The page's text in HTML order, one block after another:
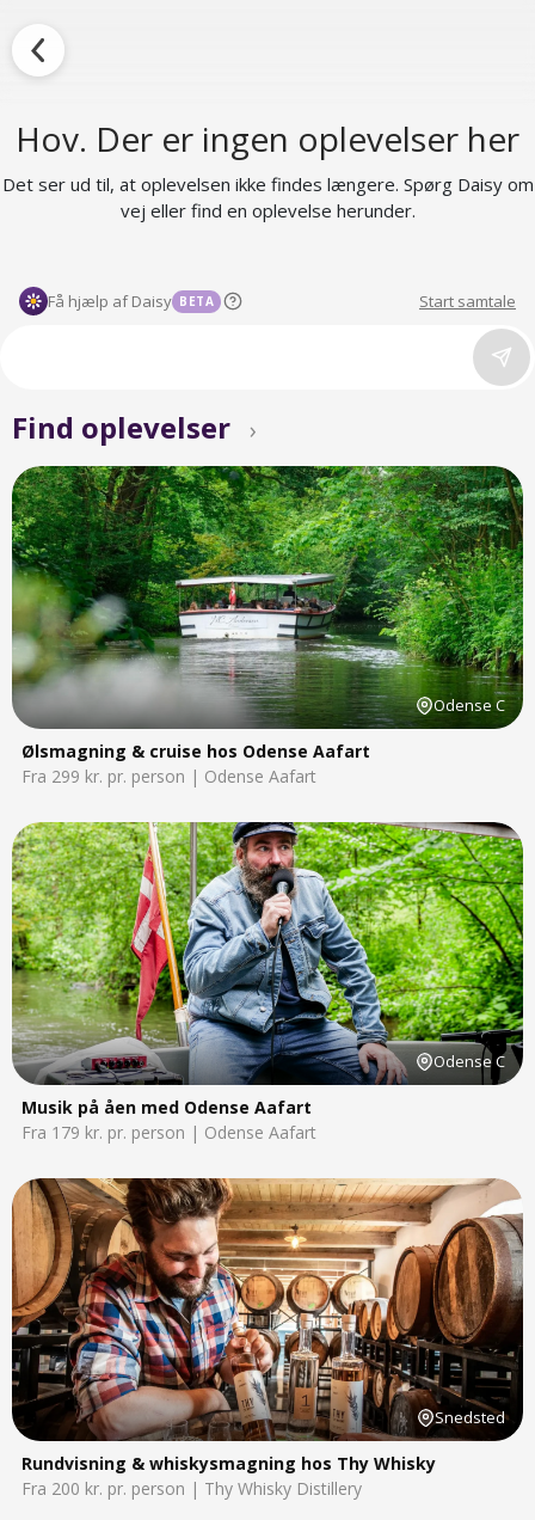
Hov. Der er ingen oplevelser her
Det ser ud til, at oplevelsen ikke findes længere. Spørg Daisy om
vej eller find en oplevelse herunder.
Få hjælp af Daisy BETA Start samtale
Find oplevelser ›
Odense C
Ølsmagning & cruise hos Odense Aafart
Fra 299 kr. pr. person | Odense Aafart
Odense C
Musik på åen med Odense Aafart
Fra 179 kr. pr. person | Odense Aafart
Snedsted
Rundvisning & whiskysmagning hos Thy Whisky
Fra 200 kr. pr. person | Thy Whisky Distillery